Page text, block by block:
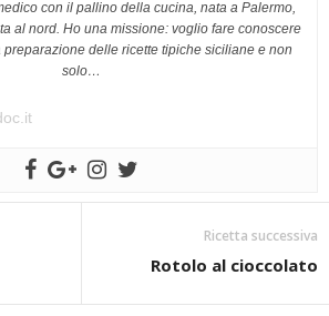
con il pallino della cucina, nata a Palermo,
al nord. Ho una missione: voglio fare conoscere
delle ricette tipiche siciliane e non
solo…
Ricetta successiva
Rotolo al cioccolato